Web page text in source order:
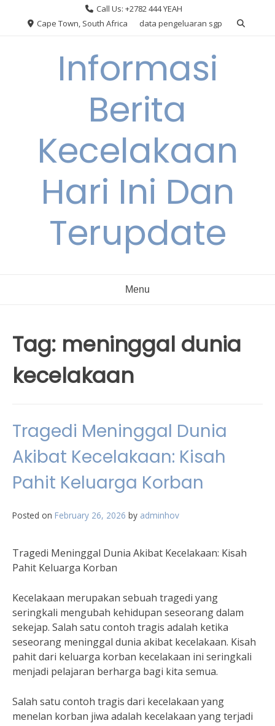
Call Us: +2782 444 YEAH
Cape Town, South Africa
data pengeluaran sgp
Informasi
Berita
Kecelakaan
Hari Ini Dan
Terupdate
Menu
Tag: meninggal dunia
kecelakaan
Tragedi Meninggal Dunia
Akibat Kecelakaan: Kisah
Pahit Keluarga Korban
Posted on February 26, 2026 by adminhov
Tragedi Meninggal Dunia Akibat Kecelakaan: Kisah
Pahit Keluarga Korban
Kecelakaan merupakan sebuah tragedi yang
seringkali mengubah kehidupan seseorang dalam
sekejap. Salah satu contoh tragis adalah ketika
seseorang meninggal dunia akibat kecelakaan. Kisah
pahit dari keluarga korban kecelakaan ini seringkali
menjadi pelajaran berharga bagi kita semua.
Salah satu contoh tragis dari kecelakaan yang
menelan korban jiwa adalah kecelakaan yang terjadi